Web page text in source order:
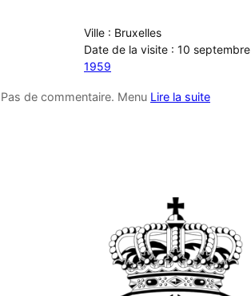
Ville : Bruxelles
Date de la visite : 10 septembre
1959
Pas de commentaire. Menu Lire la suite